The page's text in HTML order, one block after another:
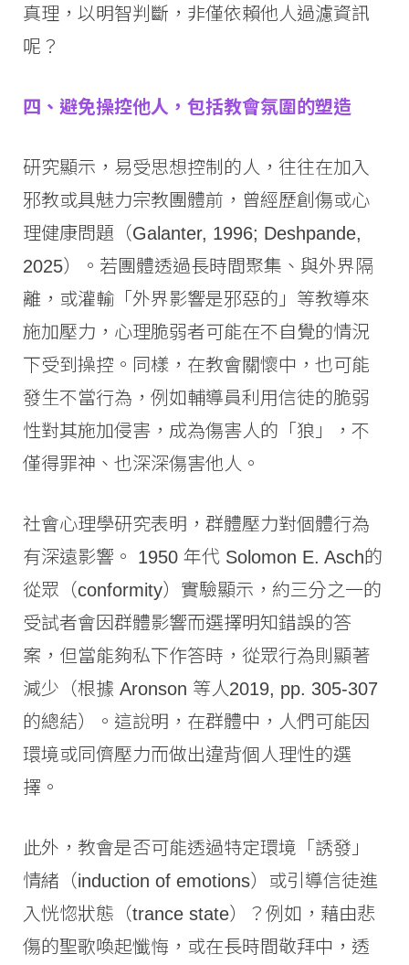
真理，以明智判斷，非僅依賴他人過濾資訊
呢？
四、避免操控他人，包括教會氛圍的塑造
研究顯示，易受思想控制的人，往往在加入
邪教或具魅力宗教團體前，曾經歷創傷或心
理健康問題（Galanter, 1996; Deshpande,
2025）。若團體透過長時間聚集、與外界隔
離，或灌輸「外界影響是邪惡的」等教導來
施加壓力，心理脆弱者可能在不自覺的情況
下受到操控。同樣，在教會關懷中，也可能
發生不當行為，例如輔導員利用信徒的脆弱
性對其施加侵害，成為傷害人的「狼」，不
僅得罪神、也深深傷害他人。
社會心理學研究表明，群體壓力對個體行為
有深遠影響。 1950 年代 Solomon E. Asch的
從眾（conformity）實驗顯示，約三分之一的
受試者會因群體影響而選擇明知錯誤的答
案，但當能夠私下作答時，從眾行為則顯著
減少（根據 Aronson 等人2019, pp. 305-307
的總結）。這說明，在群體中，人們可能因
環境或同儕壓力而做出違背個人理性的選
擇。
此外，教會是否可能透過特定環境「誘發」
情緒（induction of emotions）或引導信徒進
入恍惚狀態（trance state）？例如，藉由悲
傷的聖歌喚起懺悔，或在長時間敬拜中，透